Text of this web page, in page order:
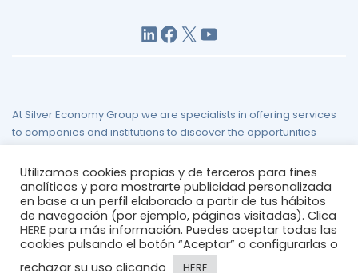
LinkedIn
Facebook
X YouTube
At Silver Economy Group we are specialists in offering services
to companies and institutions to discover the opportunities
presented by the challenge of demographic aging.
Legal Notice/Privacy Policy/Cookies Policy/Site Map
Utilizamos cookies propias y de terceros para fines
analíticos y para mostrarte publicidad personalizada
en base a un perfil elaborado a partir de tus hábitos
de navegación (por ejemplo, páginas visitadas). Clica
HERE para más información. Puedes aceptar todas las
cookies pulsando el botón “Aceptar” o configurarlas o
rechazar su uso clicando
HERE